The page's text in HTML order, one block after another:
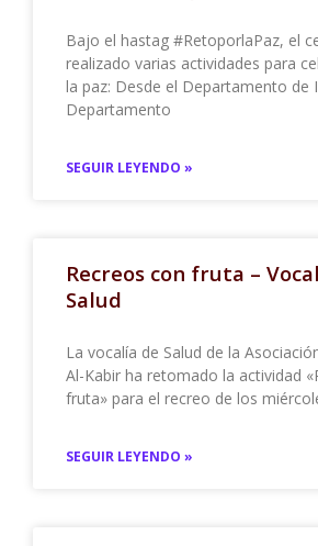
Bajo el hastag #RetoporlaPaz, el
realizado varias actividades para
la paz: Desde el Departamento de
Departamento
SEGUIR LEYENDO »
Recreos con fruta –
Salud
La vocalía de Salud de la
Al-Kabir ha retomado la actividad
fruta» para el recreo de los
SEGUIR LEYENDO »